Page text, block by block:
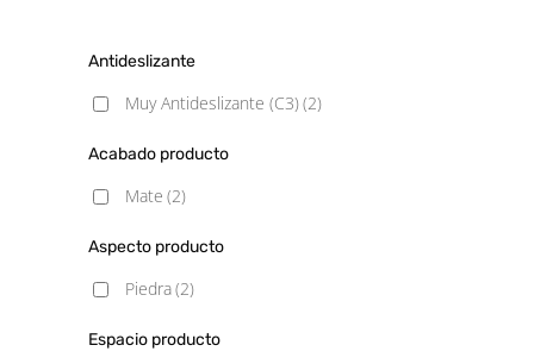
Antideslizante
Muy Antideslizante (C3)(2)
Acabado producto
Mate (2)
Aspecto producto
Piedra(2)
Espacio producto